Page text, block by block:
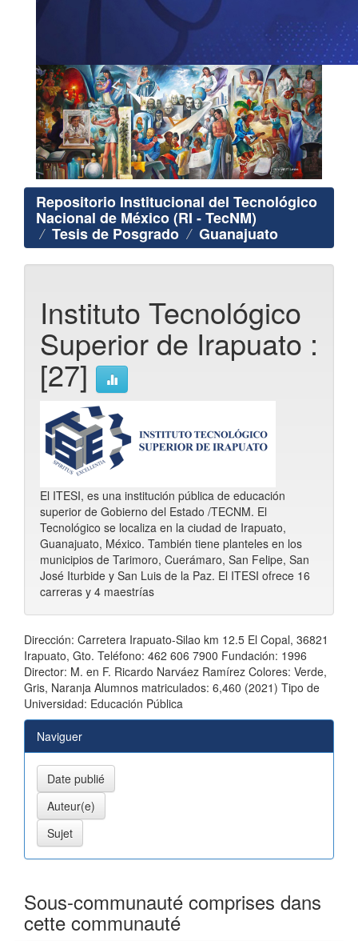
Repositorio Institucional del Tecnológico
Nacional de México (RI - TecNM)
Tesis de Posgrado Guanajuato
Instituto Tecnológico
Superior de Irapuato :
[27]
El ITESI, es una institución pública de educación
superior de Gobierno del Estado /TECNM. El
Tecnológico se localiza en la ciudad de Irapuato,
Guanajuato, México. También tiene planteles en los
municipios de Tarimoro, Cuerámaro, San Felipe, San
José Iturbide y San Luis de la Paz. El ITESI ofrece 16
carreras y 4 maestrías
Dirección: Carretera Irapuato-Silao km 12.5 El Copal, 36821
Irapuato, Gto. Teléfono: 462 606 7900 Fundación: 1996
Director: M. en F. Ricardo Narváez Ramírez Colores: Verde,
Gris, Naranja Alumnos matriculados: 6,460 (2021) Tipo de
Universidad: Educación Pública
Naviguer
Sous-communauté comprises dans
cette communauté